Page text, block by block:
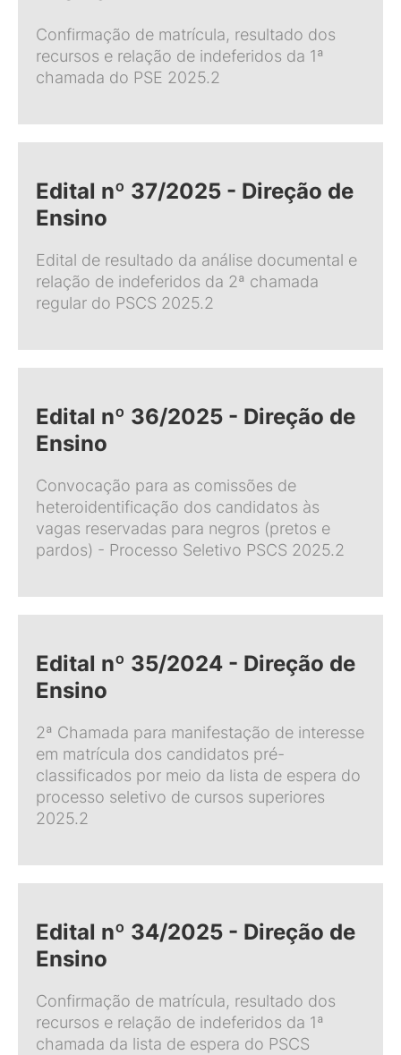
Confirmação de matrícula, resultado dos
recursos e relação de indeferidos da 1ª
chamada do PSE 2025.2
Edital nº 37/2025 - Direção de
Ensino
Edital de resultado da análise documental e
relação de indeferidos da 2ª chamada
regular do PSCS 2025.2
Edital nº 36/2025 - Direção de
Ensino
Convocação para as comissões de
heteroidentificação dos candidatos às
vagas reservadas para negros (pretos e
pardos) - Processo Seletivo PSCS 2025.2
Edital nº 35/2024 - Direção de
Ensino
2ª Chamada para manifestação de interesse
em matrícula dos candidatos pré-
classificados por meio da lista de espera do
processo seletivo de cursos superiores
2025.2
Edital nº 34/2025 - Direção de
Ensino
Confirmação de matrícula, resultado dos
recursos e relação de indeferidos da 1ª
chamada da lista de espera do PSCS